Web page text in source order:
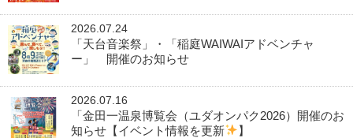
2026.07.24
「天台音楽祭」・「稲庭WAIWAIアドベンチャ
ー」 開催のお知らせ
2026.07.16
「金田一温泉博覧会（ユダオンパク2026）開催のお
知らせ【イベント情報を更新
】